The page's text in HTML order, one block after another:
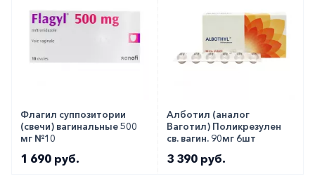
Флагил суппозитории
(свечи) вагинальные 500
мг №10
1 690 руб.
Алботил (аналог
Ваготил) Поликрезулен
св. вагин. 90мг 6шт
3 390 руб.